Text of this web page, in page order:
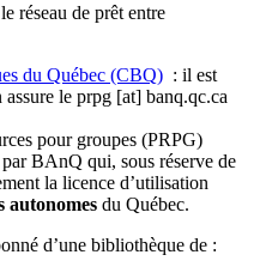
réseau de prêt entre
du Québec (CBQ) : il est
le prpg [at] banq.qc.ca
pour groupes (PRPG)
BAnQ qui, sous réserve de
la licence d’utilisation
autonomes du Québec.
d’une bibliothèque de :